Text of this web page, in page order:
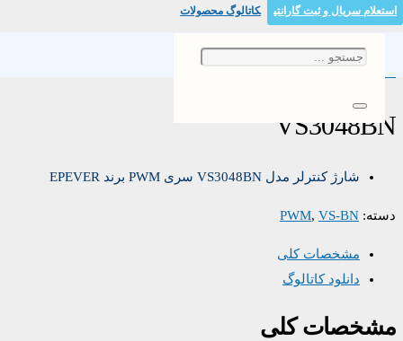
استعلام سریال و ثبت گارانتی کاتالوگ محصولات
VS3048BN
شارژ کنترلر مدل VS3048BN سری PWM برند EPEVER
دسته: PWM, VS-BN
مشخصات کلی
دانلود کاتالوگ
مشخصات کلی